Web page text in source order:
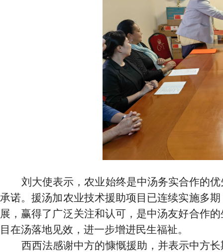
刘大使表示，农业始终是中汤务实合作的
承诺。援汤加农业技术援助项目已连续实施多
展，赢得了广泛关注和认可，是中汤友好合作
目在汤落地见效，进一步增进民生福祉。
西西法感谢中方的慷慨援助，并表示中方